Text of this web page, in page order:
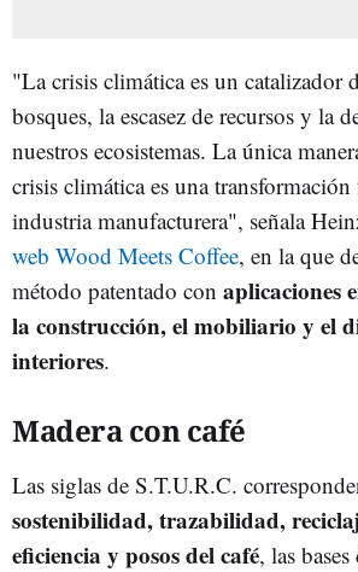
"La crisis climática es un catalizador
bosques, la escasez de recursos y la
nuestros ecosistemas. La única
crisis climática es una
industria manufacturera", señala
web Wood Meets Coffee, en la que
método patentado con aplicaciones
la construcción, el mobiliario y el
interiores.
Madera con café
Las siglas de S.T.U.R.C.
sostenibilidad, trazabilidad,
eficiencia y posos del café, las